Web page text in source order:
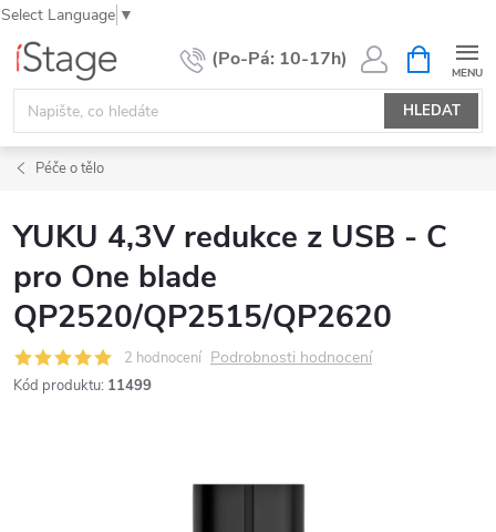
Select Language ▼
Přejít
obsah
HLEDAT
NÁKUPNÍ
KOŠÍK
Péče o tělo
YUKU 4,3V redukce z USB - C
pro One blade
QP2520/QP2515/QP2620
2 hodnocení Podrobnosti hodnocení
Kód produktu: 11499